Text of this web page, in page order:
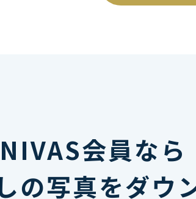
会員なら
の写真をダウ